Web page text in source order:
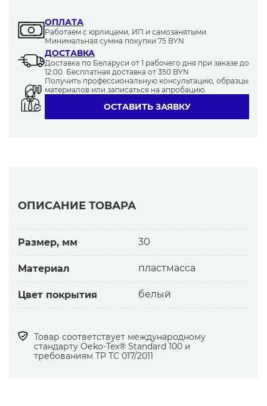
ОПЛАТА
Работаем с юрлицами, ИП и самозанятыми.
Минимальная сумма покупки 75 BYN
ДОСТАВКА
Доставка по Беларуси от 1 рабочего дня при заказе до
12:00. Бесплатная доставка от 350 BYN
Получить профессиональную консультацию, образцы
материалов или записаться на апробацию.
ОСТАВИТЬ ЗАЯВКУ
ОПИСАНИЕ ТОВАРА
Размер, мм 30
Материал пластмасса
Цвет покрытия белый
Товар соответствует международному
стандарту Оеko-Tex® Standard 100 и
требованиям ТР ТС 017/2011